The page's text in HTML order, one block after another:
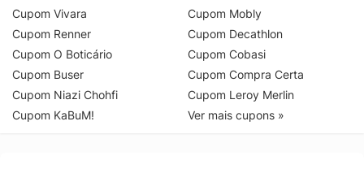
Cupom Vivara
Cupom Renner
Cupom O Boticário
Cupom Buser
Cupom Niazi Chohfi
Cupom KaBuM!
Cupom Mobly
Cupom Decathlon
Cupom Cobasi
Cupom Compra Certa
Cupom Leroy Merlin
Ver mais cupons »